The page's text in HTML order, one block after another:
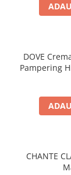
DOVE
Pampering
CHANTE